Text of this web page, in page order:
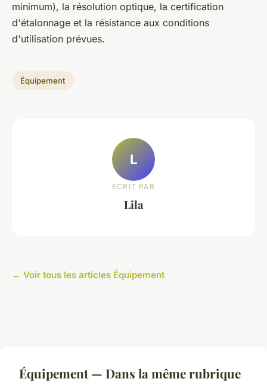
minimum), la résolution optique, la certification
d'étalonnage et la résistance aux conditions
d'utilisation prévues.
Équipement
L
ECRIT PAR
Lila
← Voir tous les articles Équipement
Équipement — Dans la même rubrique